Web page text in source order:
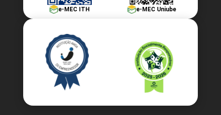
e-MEC ITH e-MEC Uniube